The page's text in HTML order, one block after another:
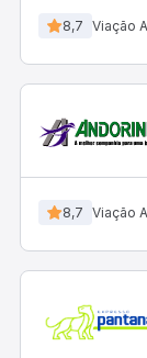
8,7 Viação
8,7 Viação